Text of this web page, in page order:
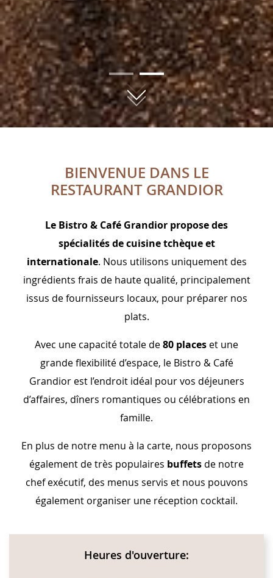
01 02
BIENVENUE DANS LE
RESTAURANT GRANDIOR
Le Bistro & Café Grandior propose des
spécialités de cuisine tchèque et
internationale. Nous utilisons uniquement des
ingrédients frais de haute qualité, principalement
issus de fournisseurs locaux, pour préparer nos
plats.
Avec une capacité totale de80 places et une
grande flexibilité d’espace, le Bistro & Café
Grandior est l’endroit idéal pour vos déjeuners
d’affaires, dîners romantiques ou célébrations en
famille.
En plus de notre menu à la carte, nous proposons
également de très populaires buffets de notre
chef exécutif, des menus servis et nous pouvons
également organiser une réception cocktail.
Heures d'ouverture: